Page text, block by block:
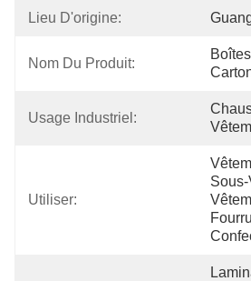
Lieu D'origine:
Nom Du Produit:
Usage Industriel:
Utiliser: